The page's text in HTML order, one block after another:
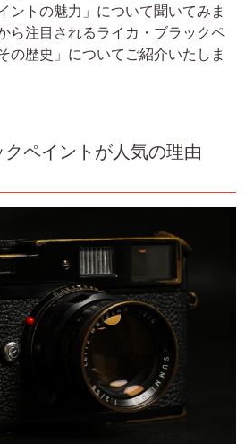
ントの魅力」について聞いてみま
ら注目されるライカ・ブラックペ
の歴史」についてご紹介いたしま
ペイントが人気の理由